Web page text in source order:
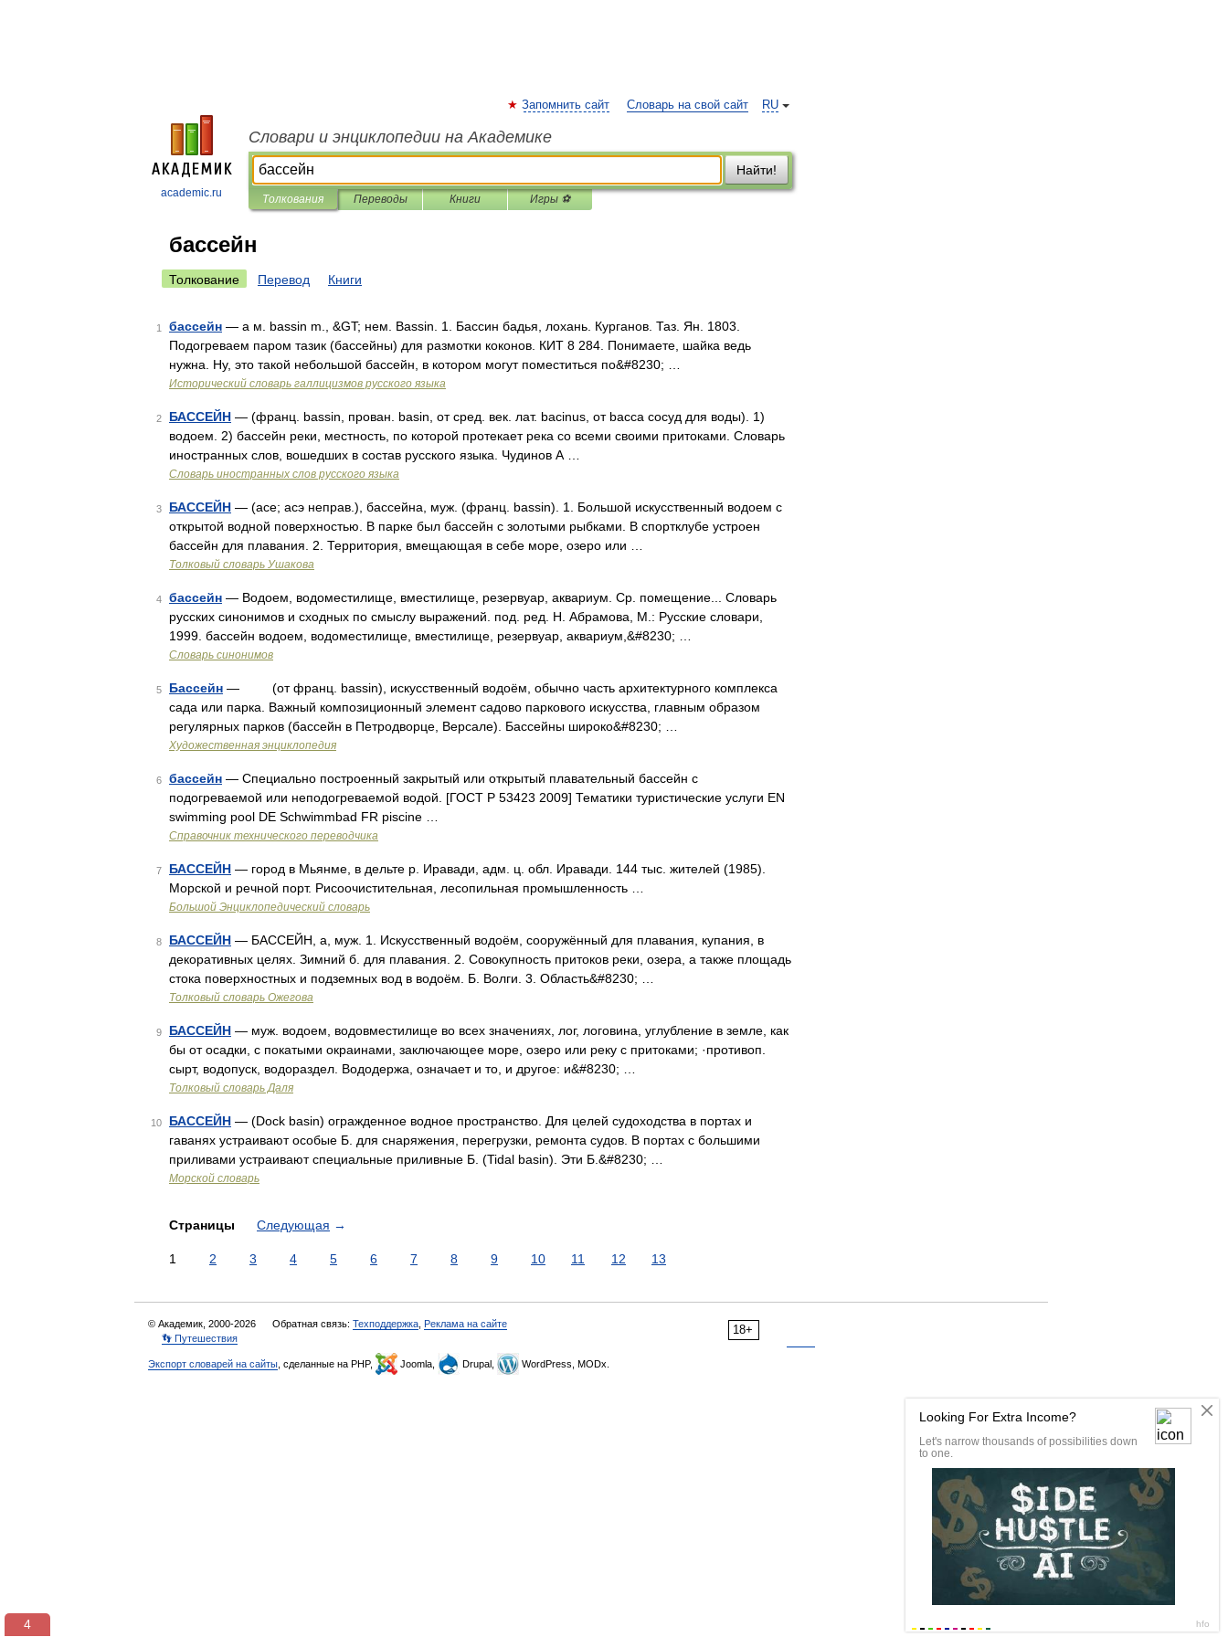
academic.ru
RU
Запомнить сайт Словарь на свой сайт
Словари и энциклопедии на Академике
Найти!
Толкования Переводы Книги Игры ⚽
бассейн
Толкование Перевод Книги
1 бассейн — а м. bassin m., &GT; нем. Bassin. 1. Бассин бадья, лохань. Курганов. Таз. Ян. 1803.
Подогреваем паром тазик (бассейны) для размотки коконов. КИТ 8 284. Понимаете, шайка ведь
нужна. Ну, это такой небольшой бассейн, в котором могут поместиться по&#8230; …
Исторический словарь галлицизмов русского языка
2 БАССЕЙН — (франц. bassin, прован. basin, от сред. век. лат. bacinus, от bacca сосуд для воды). 1)
водоем. 2) бассейн реки, местность, по которой протекает река со всеми своими притоками. Словарь
иностранных слов, вошедших в состав русского языка. Чудинов А …
Словарь иностранных слов русского языка
3 БАССЕЙН — (асе; асэ неправ.), бассейна, муж. (франц. bassin). 1. Большой искусственный водоем с
открытой водной поверхностью. В парке был бассейн с золотыми рыбками. В спортклубе устроен
бассейн для плавания. 2. Территория, вмещающая в себе море, озеро или …
Толковый словарь Ушакова
4 бассейн — Водоем, водоместилище, вместилище, резервуар, аквариум. Ср. помещение... Словарь
русских синонимов и сходных по смыслу выражений. под. ред. Н. Абрамова, М.: Русские словари,
1999. бассейн водоем, водоместилище, вместилище, резервуар, аквариум,&#8230; …
Словарь синонимов
5 Бассейн — (от франц. bassin), искусственный водоём, обычно часть архитектурного комплекса
сада или парка. Важный композиционный элемент садово паркового искусства, главным образом
регулярных парков (бассейн в Петродворце, Версале). Бассейны широко&#8230; …
Художественная энциклопедия
6 бассейн — Специально построенный закрытый или открытый плавательный бассейн с
подогреваемой или неподогреваемой водой. [ГОСТ Р 53423 2009] Тематики туристические услуги EN
swimming pool DE Schwimmbad FR piscine …
Справочник технического переводчика
7 БАССЕЙН — город в Мьянме, в дельте р. Иравади, адм. ц. обл. Иравади. 144 тыс. жителей (1985).
Морской и речной порт. Рисоочистительная, лесопильная промышленность …
Большой Энциклопедический словарь
8 БАССЕЙН — БАССЕЙН, а, муж. 1. Искусственный водоём, сооружённый для плавания, купания, в
декоративных целях. Зимний б. для плавания. 2. Совокупность притоков реки, озера, а также площадь
стока поверхностных и подземных вод в водоём. Б. Волги. 3. Область&#8230; …
Толковый словарь Ожегова
9 БАССЕЙН — муж. водоем, водовместилище во всех значениях, лог, логовина, углубление в земле, как
бы от осадки, с покатыми окраинами, заключающее море, озеро или реку с притоками; ·противоп.
сырт, водопуск, водораздел. Вододержа, означает и то, и другое: и&#8230; …
Толковый словарь Даля
10 БАССЕЙН — (Dock basin) огражденное водное пространство. Для целей судоходства в портах и
гаванях устраивают особые Б. для снаряжения, перегрузки, ремонта судов. В портах с большими
приливами устраивают специальные приливные Б. (Tidal basin). Эти Б.&#8230; …
Морской словарь
Страницы Следующая →
1 2 3 4 5 6 7 8 9 10 11 12 13
18+
© Академик, 2000-2026 Обратная связь: Техподдержка Реклама на сайте
👣 Путешествия
Экспорт словарей на сайты , сделанные на PHP, Joomla, Drupal, WordPress, MODx.
3